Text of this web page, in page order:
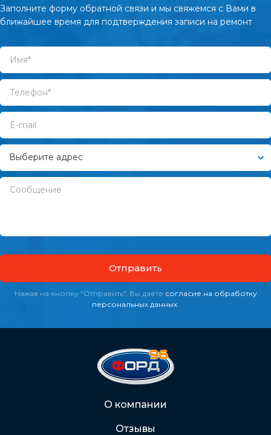
Заполните форму обратной связи и мы свяжемся с Вами в
ближайшее время для подтверждения записи на ремонт
Выберите адрес
Нажав на кнопку "Отправить", Вы даете согласие на обработку
персональных данных.
Отправить
О компании
Отзывы